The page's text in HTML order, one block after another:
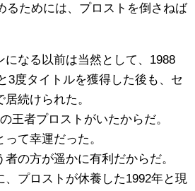
るためには、プロストを倒さねば
になる以前は当然として、1988
3度タイトルを獲得した後も、セ
続けられた。
王者プロストがいたからだ。
て幸運だった。
の方が遥かに有利だからだ。
、プロストが休養した1992年と現